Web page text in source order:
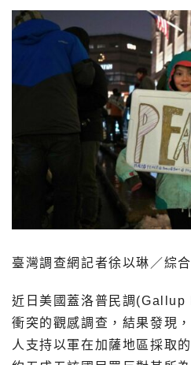
臺灣調查網記者徐以琳／綜
近日美國蓋洛普民調(Gallup
衝突的觀感調查，結果發現
人支持以軍在加薩地區採取